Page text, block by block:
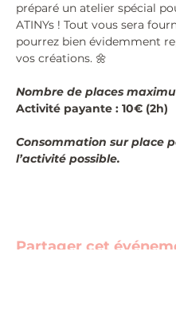
préparé un atelier spécial
ATINYs ! Tout vous sera
pourrez bien évidemment
vos créations. 🌼
Nombre de places
Activité payante : 10€ (2h)
Consommation sur place
l’activité possible.
Partager cet